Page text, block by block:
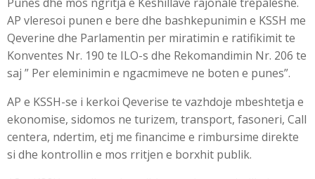
AP vleresoi punen e bere dhe bashkepunimin e KSSH me
Qeverine dhe Parlamentin per miratimin e ratifikimit te
Konventes Nr. 190 te ILO-s dhe Rekomandimin Nr. 206 te
saj ” Per eleminimin e ngacmimeve ne boten e punes”.
AP e KSSH-se i kerkoi Qeverise te vazhdoje mbeshtetja e
ekonomise, sidomos ne turizem, transport, fasoneri, Call
centera, ndertim, etj me financime e rimbursime direkte
si dhe kontrollin e mos rritjen e borxhit publik.